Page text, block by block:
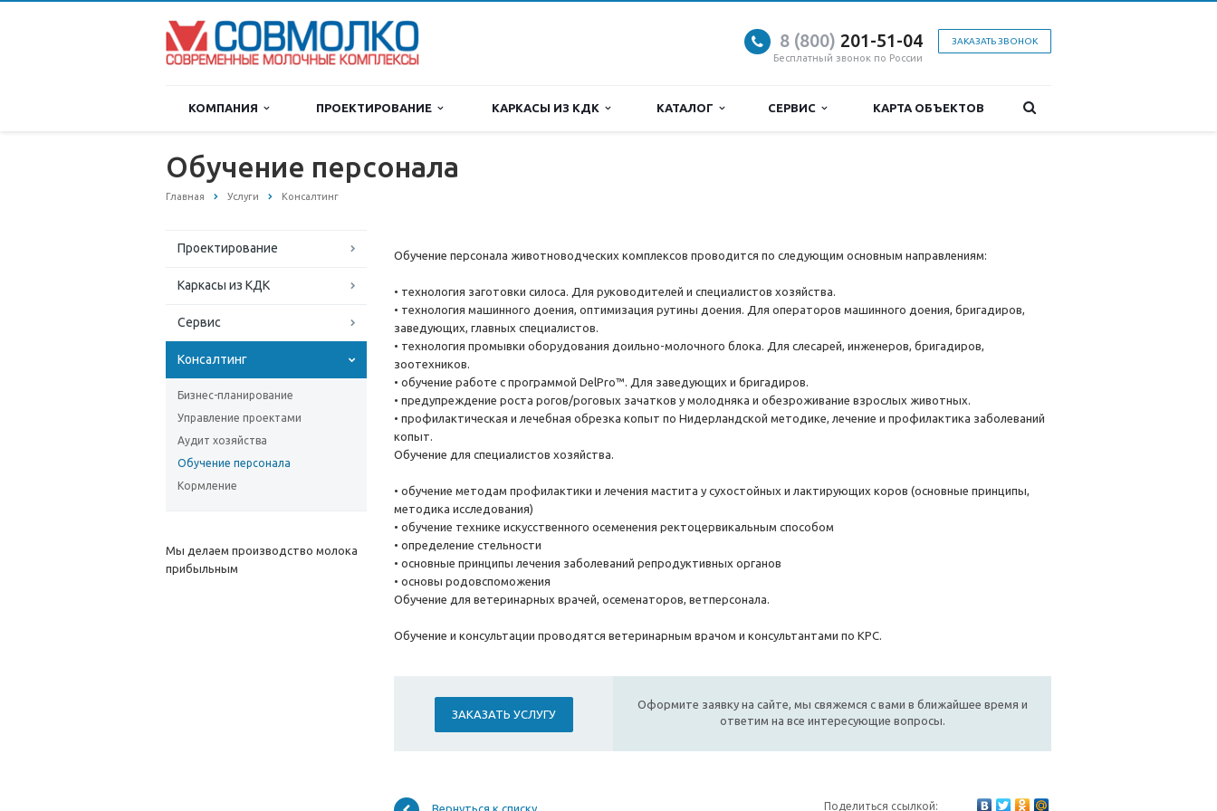
ЗАКАЗАТЬ ЗВОНОК
8 (800) 201-51-04
Бесплатный звонок по России
КОМПАНИЯ ПРОЕКТИРОВАНИЕ КАРКАСЫ ИЗ КДК КАТАЛОГ СЕРВИС КАРТА ОБЪЕКТОВ
Обучение персонала
Главная Услуги Консалтинг
Проектирование
Каркасы из КДК
Сервис
Консалтинг
Бизнес-планирование
Управление проектами
Аудит хозяйства
Обучение персонала
Кормление
Мы делаем производство молока
прибыльным
Обучение персонала животноводческих комплексов проводится по следующим основным направлениям:
• технология заготовки силоса. Для руководителей и специалистов хозяйства.
• технология машинного доения, оптимизация рутины доения. Для операторов машинного доения, бригадиров,
заведующих, главных специалистов.
• технология промывки оборудования доильно-молочного блока. Для слесарей, инженеров, бригадиров,
зоотехников.
• обучение работе с программой DelPro™. Для заведующих и бригадиров.
• предупреждение роста рогов/роговых зачатков у молодняка и обезроживание взрослых животных.
• профилактическая и лечебная обрезка копыт по Нидерландской методике, лечение и профилактика заболеваний
копыт.
Обучение для специалистов хозяйства.
• обучение методам профилактики и лечения мастита у сухостойных и лактирующих коров (основные принципы,
методика исследования)
• обучение технике искусственного осеменения ректоцервикальным способом
• определение стельности
• основные принципы лечения заболеваний репродуктивных органов
• основы родовспоможения
Обучение для ветеринарных врачей, осеменаторов, ветперсонала.
Обучение и консультации проводятся ветеринарным врачом и консультантами по КРС.
ЗАКАЗАТЬ УСЛУГУ
Оформите заявку на сайте, мы свяжемся с вами в ближайшее время и
ответим на все интересующие вопросы.
Поделиться ссылкой: